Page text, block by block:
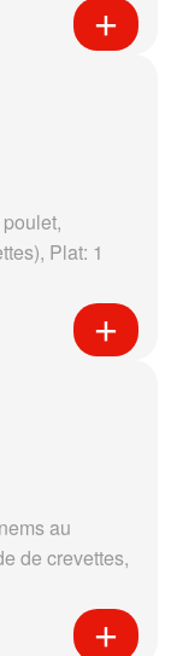
Plat: 1
au
de crevettes,